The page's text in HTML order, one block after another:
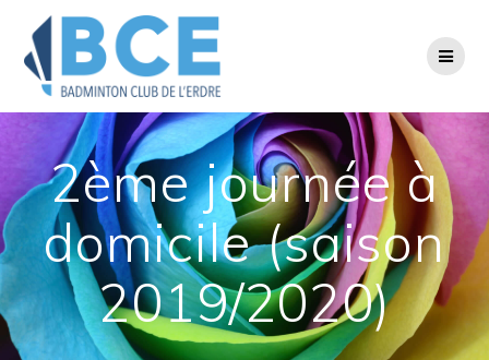
2ème journée à
domicile (saison
2019/2020)